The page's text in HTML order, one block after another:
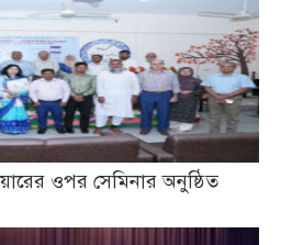
ওপর সেমিনার অনুষ্ঠিত